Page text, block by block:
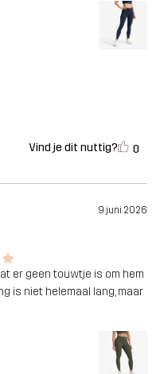
Vind je dit nuttig? 0
9 juni 2026
er geen touwtje is om hem
is niet helemaal lang, maar